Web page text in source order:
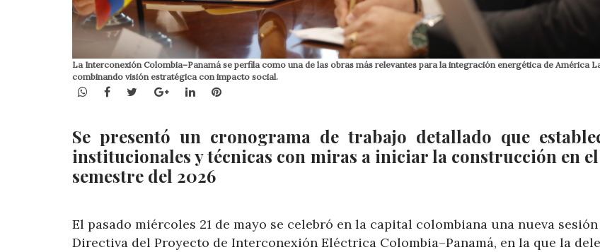
La Interconexión Colombia–Panamá se perfila como una de las obras más relevantes para la integración energética de América
combinando visión estratégica con impacto social.
WhatsApp
Facebook
TwitterGoogle+LinkedInPinterest
Se presentó un cronograma de trabajo detallado que
institucionales y técnicas con miras a iniciar la construcción en
semestre del 2026
El pasado miércoles 21 de mayo se celebró en la capital colombiana una nueva
Directiva del Proyecto de Interconexión Eléctrica Colombia–Panamá, en la que la